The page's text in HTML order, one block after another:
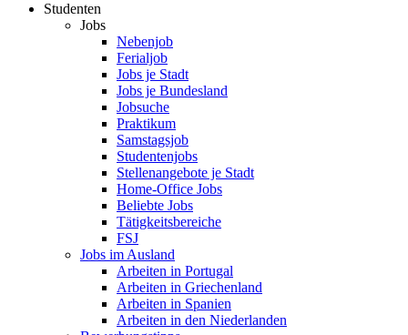
Studenten
Jobs
Nebenjob
Ferialjob
Jobs je Stadt
Jobs je Bundesland
Jobsuche
Praktikum
Samstagsjob
Studentenjobs
Stellenangebote je Stadt
Home-Office Jobs
Beliebte Jobs
Tätigkeitsbereiche
FSJ
Jobs im Ausland
Arbeiten in Portugal
Arbeiten in Griechenland
Arbeiten in Spanien
Arbeiten in den Niederlanden